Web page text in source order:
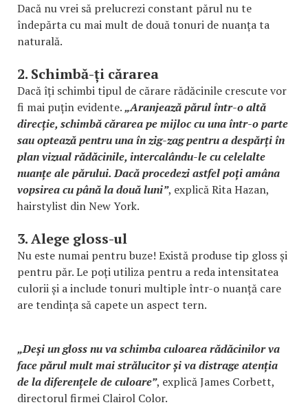
Dacă nu vrei să prelucrezi constant părul nu te
îndepărta cu mai mult de două tonuri de nuanța ta
naturală.
2. Schimbă-ți cărarea
Dacă îți schimbi tipul de cărare rădăcinile crescute vor
fi mai puțin evidente.„Aranjează părul într-o altă
direcție, schimbă cărarea pe mijloc cu una într-o parte
sau optează pentru una în zig-zag pentru a despărți în
plan vizual rădăcinile, intercalându-le cu celelalte
nuanțe ale părului. Dacă procedezi astfel poți amâna
vopsirea cu până la două luni”, explică Rita Hazan,
hairstylist din New York.
3. Alege gloss-ul
Nu este numai pentru buze! Există produse tip gloss și
pentru păr. Le poți utiliza pentru a reda intensitatea
culorii și a include tonuri multiple într-o nuanță care
are tendința să capete un aspect tern.
„Deși un gloss nu va schimba culoarea rădăcinilor va
face părul mult mai strălucitor și va distrage atenția
de la diferențele de culoare”, explică James Corbett,
directorul firmei Clairol Color.